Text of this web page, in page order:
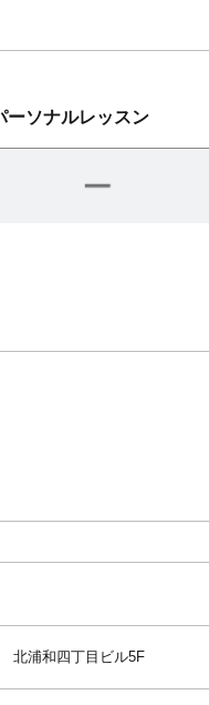
ーソナルレッスン
北浦和四丁目ビル5F